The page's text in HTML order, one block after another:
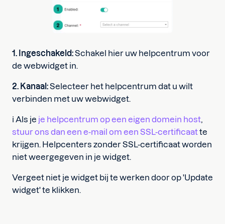
1. Ingeschakeld:Schakel hier uw helpcentrum voor
de webwidget in.
2. Kanaal:Selecteer het helpcentrum dat u wilt
verbinden met uw webwidget.
ℹ️ Als je je helpcentrum op een eigen domein host,
stuur ons dan een e-mail om een SSL-certificaatte
krijgen. Helpcenters zonder SSL-certificaat worden
niet weergegeven in je widget.
Vergeet niet je widget bij te werken door op 'Update
widget' te klikken.